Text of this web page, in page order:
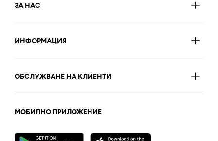
ЗА НАС
ИНФОРМАЦИЯ
ОБСЛУЖВАНЕ НА КЛИЕНТИ
МОБИЛНО ПРИЛОЖЕНИЕ